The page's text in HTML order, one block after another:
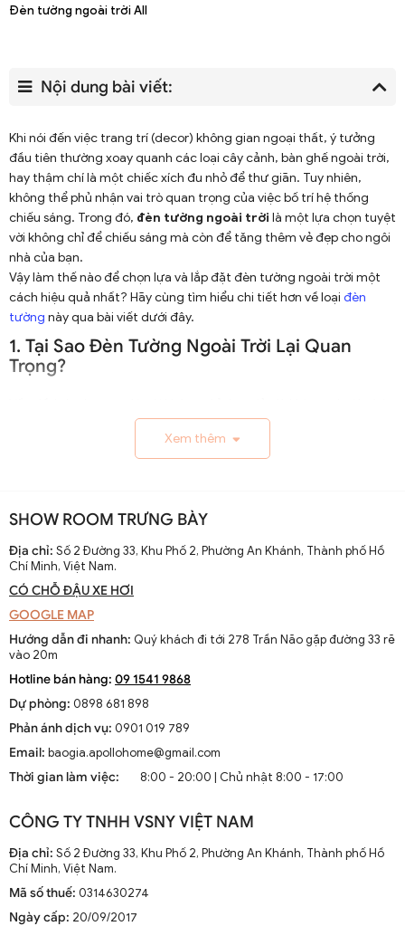
Đèn tường ngoài trời All
Nội dung bài viết:
Khi nói đến việc trang trí (decor) không gian ngoại thất, ý tưởng
đầu tiên thường xoay quanh các loại cây cảnh, bàn ghế ngoài trời,
hay thậm chí là một chiếc xích đu nhỏ để thư giãn. Tuy nhiên,
không thể phủ nhận vai trò quan trọng của việc bố trí hệ thống
chiếu sáng. Trong đó, đèn tường ngoài trời là một lựa chọn tuyệt
vời không chỉ để chiếu sáng mà còn để tăng thêm vẻ đẹp cho ngôi
nhà của bạn.
Vậy làm thế nào để chọn lựa và lắp đặt đèn tường ngoài trời một
cách hiệu quả nhất? Hãy cùng tìm hiểu chi tiết hơn về loại đèn
tường này qua bài viết dưới đây.
1. Tại Sao Đèn Tường Ngoài Trời Lại Quan
Trọng?
mà còn liên quan sâu sắc đến vấn đề thẩm mỹ và an ninh.
1.1. Chiếu Sáng Và An Ninh
xuyên sử dụng như lối đi, sân vườn hay hiên nhà. Ánh sáng giúp bạn
dễ dàng di chuyển trong đêm và tránh những nguy hiểm tiềm ẩn
như trơn trượt hay các chướng ngại vật. Ngoài ra, ánh sáng mạnh
và ổn định cũng góp phần ngăn chặn các hoạt động không mong
muốn từ bên ngoài.
1.2. Thẩm Mỹ Và Tính Thẩm Mỹ
Một chiếc đèn tường ngoài trời được thiết kế đẹp mắt có thể trở
mà còn mang lại vẻ đẹp cho cả ngôi nhà. Việc nổi bật các đường
nét kiến trúc của ngôi nhà bằng ánh sáng định hướng có thể tạo
nên những hiệu ứng đáng kinh ngạc.
2. Lựa Chọn Đèn Tường Ngoài Trời Phù Hợp
với không gian và nhu cầu của bạn là rất quan trọng.
2.1. Chất Liệu Phù Hợp
Đèn tường ngoài trời thường phải đối mặt với những điều kiện thời
tiết khắc nghiệt như mưa, bụi, và nhiệt độ cao. Do đó, lựa chọn
chất liệu bền bỉ là một yếu tố quan trọng. Một số chất liệu phổ biến
Xem thêm
SHOW ROOM TRƯNG BÀY
Địa chỉ: Số 2 Đường 33, Khu Phố 2, Phường An Khánh, Thành phố Hồ
Chí Minh, Việt Nam.
CÓ CHỖ ĐẬU XE HƠI
GOOGLE MAP
Hướng dẫn đi nhanh: Quý khách đi tới 278 Trần Não gặp đường 33 rẽ
vào 20m
Hotline bán hàng: 09 1541 9868
Dự phòng: 0898 681 898
Phản ánh dịch vụ: 0901 019 789
Email: baogia.apollohome@gmail.com
Thời gian làm việc:
8:00 - 20:00 | Chủ nhật 8:00 - 17:00
CÔNG TY TNHH VSNY VIỆT NAM
Địa chỉ: Số 2 Đường 33, Khu Phố 2, Phường An Khánh, Thành phố Hồ
Chí Minh, Việt Nam.
Mã số thuế: 0314630274
Ngày cấp: 20/09/2017